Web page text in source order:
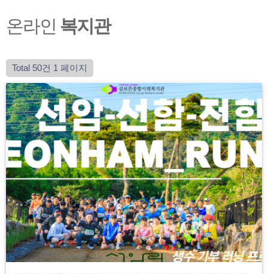
온라인 복지관
Total 50건 1 페이지